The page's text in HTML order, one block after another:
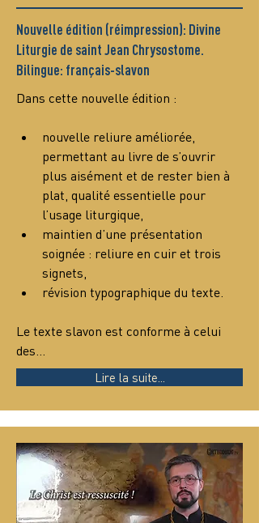
Nouvelle édition (réimpression): Divine
Liturgie de saint Jean Chrysostome.
Bilingue: français-slavon
Dans cette nouvelle édition :
nouvelle reliure améliorée,
permettant au livre de s’ouvrir
plus aisément et de rester bien à
plat, qualité essentielle pour
l’usage liturgique,
maintien d’une présentation
soignée : reliure en cuir et trois
signets,
révision typographique du texte.
Le texte slavon est conforme à celui
des…
Lire la suite...